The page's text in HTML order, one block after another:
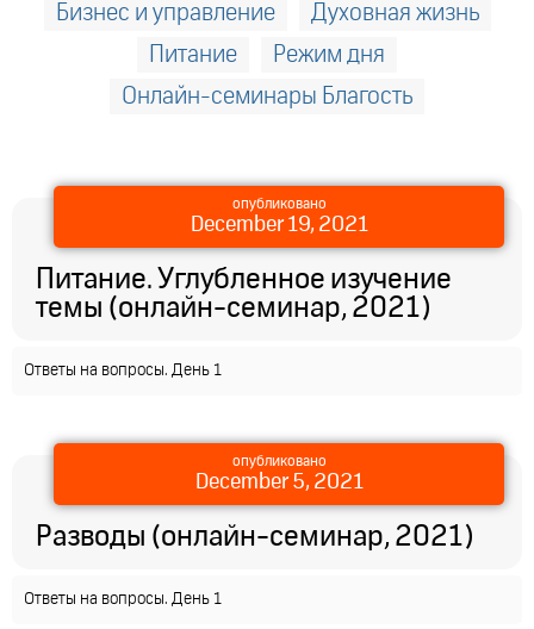
Бизнес и управление
Духовная жизнь
Питание
Режим дня
Онлайн-семинары Благость
опубликовано
December 19, 2021
Питание. Углубленное изучение
темы (онлайн-семинар, 2021)
Ответы на вопросы. День 1
опубликовано
December 5, 2021
Разводы (онлайн-семинар, 2021)
Ответы на вопросы. День 1